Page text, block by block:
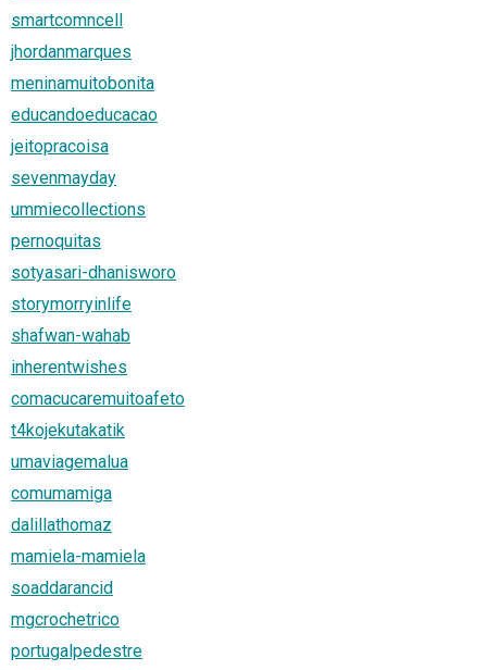
smartcomncell
jhordanmarques
meninamuitobonita
educandoeducacao
jeitopracoisa
sevenmayday
ummiecollections
pernoquitas
sotyasari-dhanisworo
storymorryinlife
shafwan-wahab
inherentwishes
comacucaremuitoafeto
t4kojekutakatik
umaviagemalua
comumamiga
dalillathomaz
mamiela-mamiela
soaddarancid
mgcrochetrico
portugalpedestre